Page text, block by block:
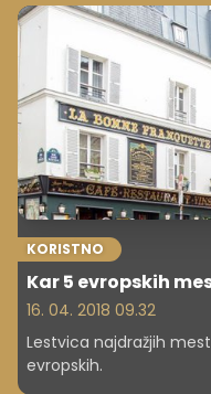
KORISTNO
Kar 5 evropskih
16. 04. 2018 09.32
Lestvica najdražjih
evropskih.